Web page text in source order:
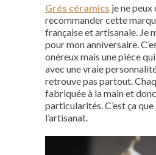
Grés céramics je ne peux
recommander cette
française et artisanale. Je
pour mon anniversaire.
onéreux mais une pièce
avec une vraie
retrouve pas partout.
fabriquée à la main et
particularités. C’est ça que
l’artisanat.